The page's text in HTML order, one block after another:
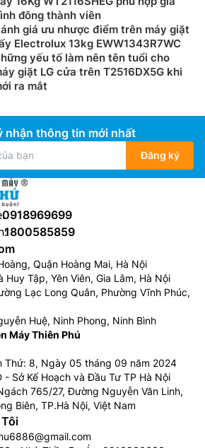
đông thành viên
giá ưu nhược điểm trên máy giặt
Electrolux 13kg EWW1343R7WC
yếu tố làm nên tên tuổi cho
giặt LG cửa trên T2516DX5G khi
ra mắt
nhận thông tin mới nhất
Đăng ký
0918969699
1800585859
Quận Hoàng Mai, Hà Nội
Huy Tập, Yên Viên, Gia Lâm, Hà Nội
Lạc Long Quân, Phường Vĩnh Phúc,
Huệ, Ninh Phong, Ninh Bình
Máy Thiên Phú
Thứ: 8, Ngày 05 tháng 09 năm 2024
- Sở Kế Hoạch và Đầu Tư TP Hà Nội
765/27, Đường Nguyễn Văn Linh,
Biên, TP.Hà Nội, Việt Nam